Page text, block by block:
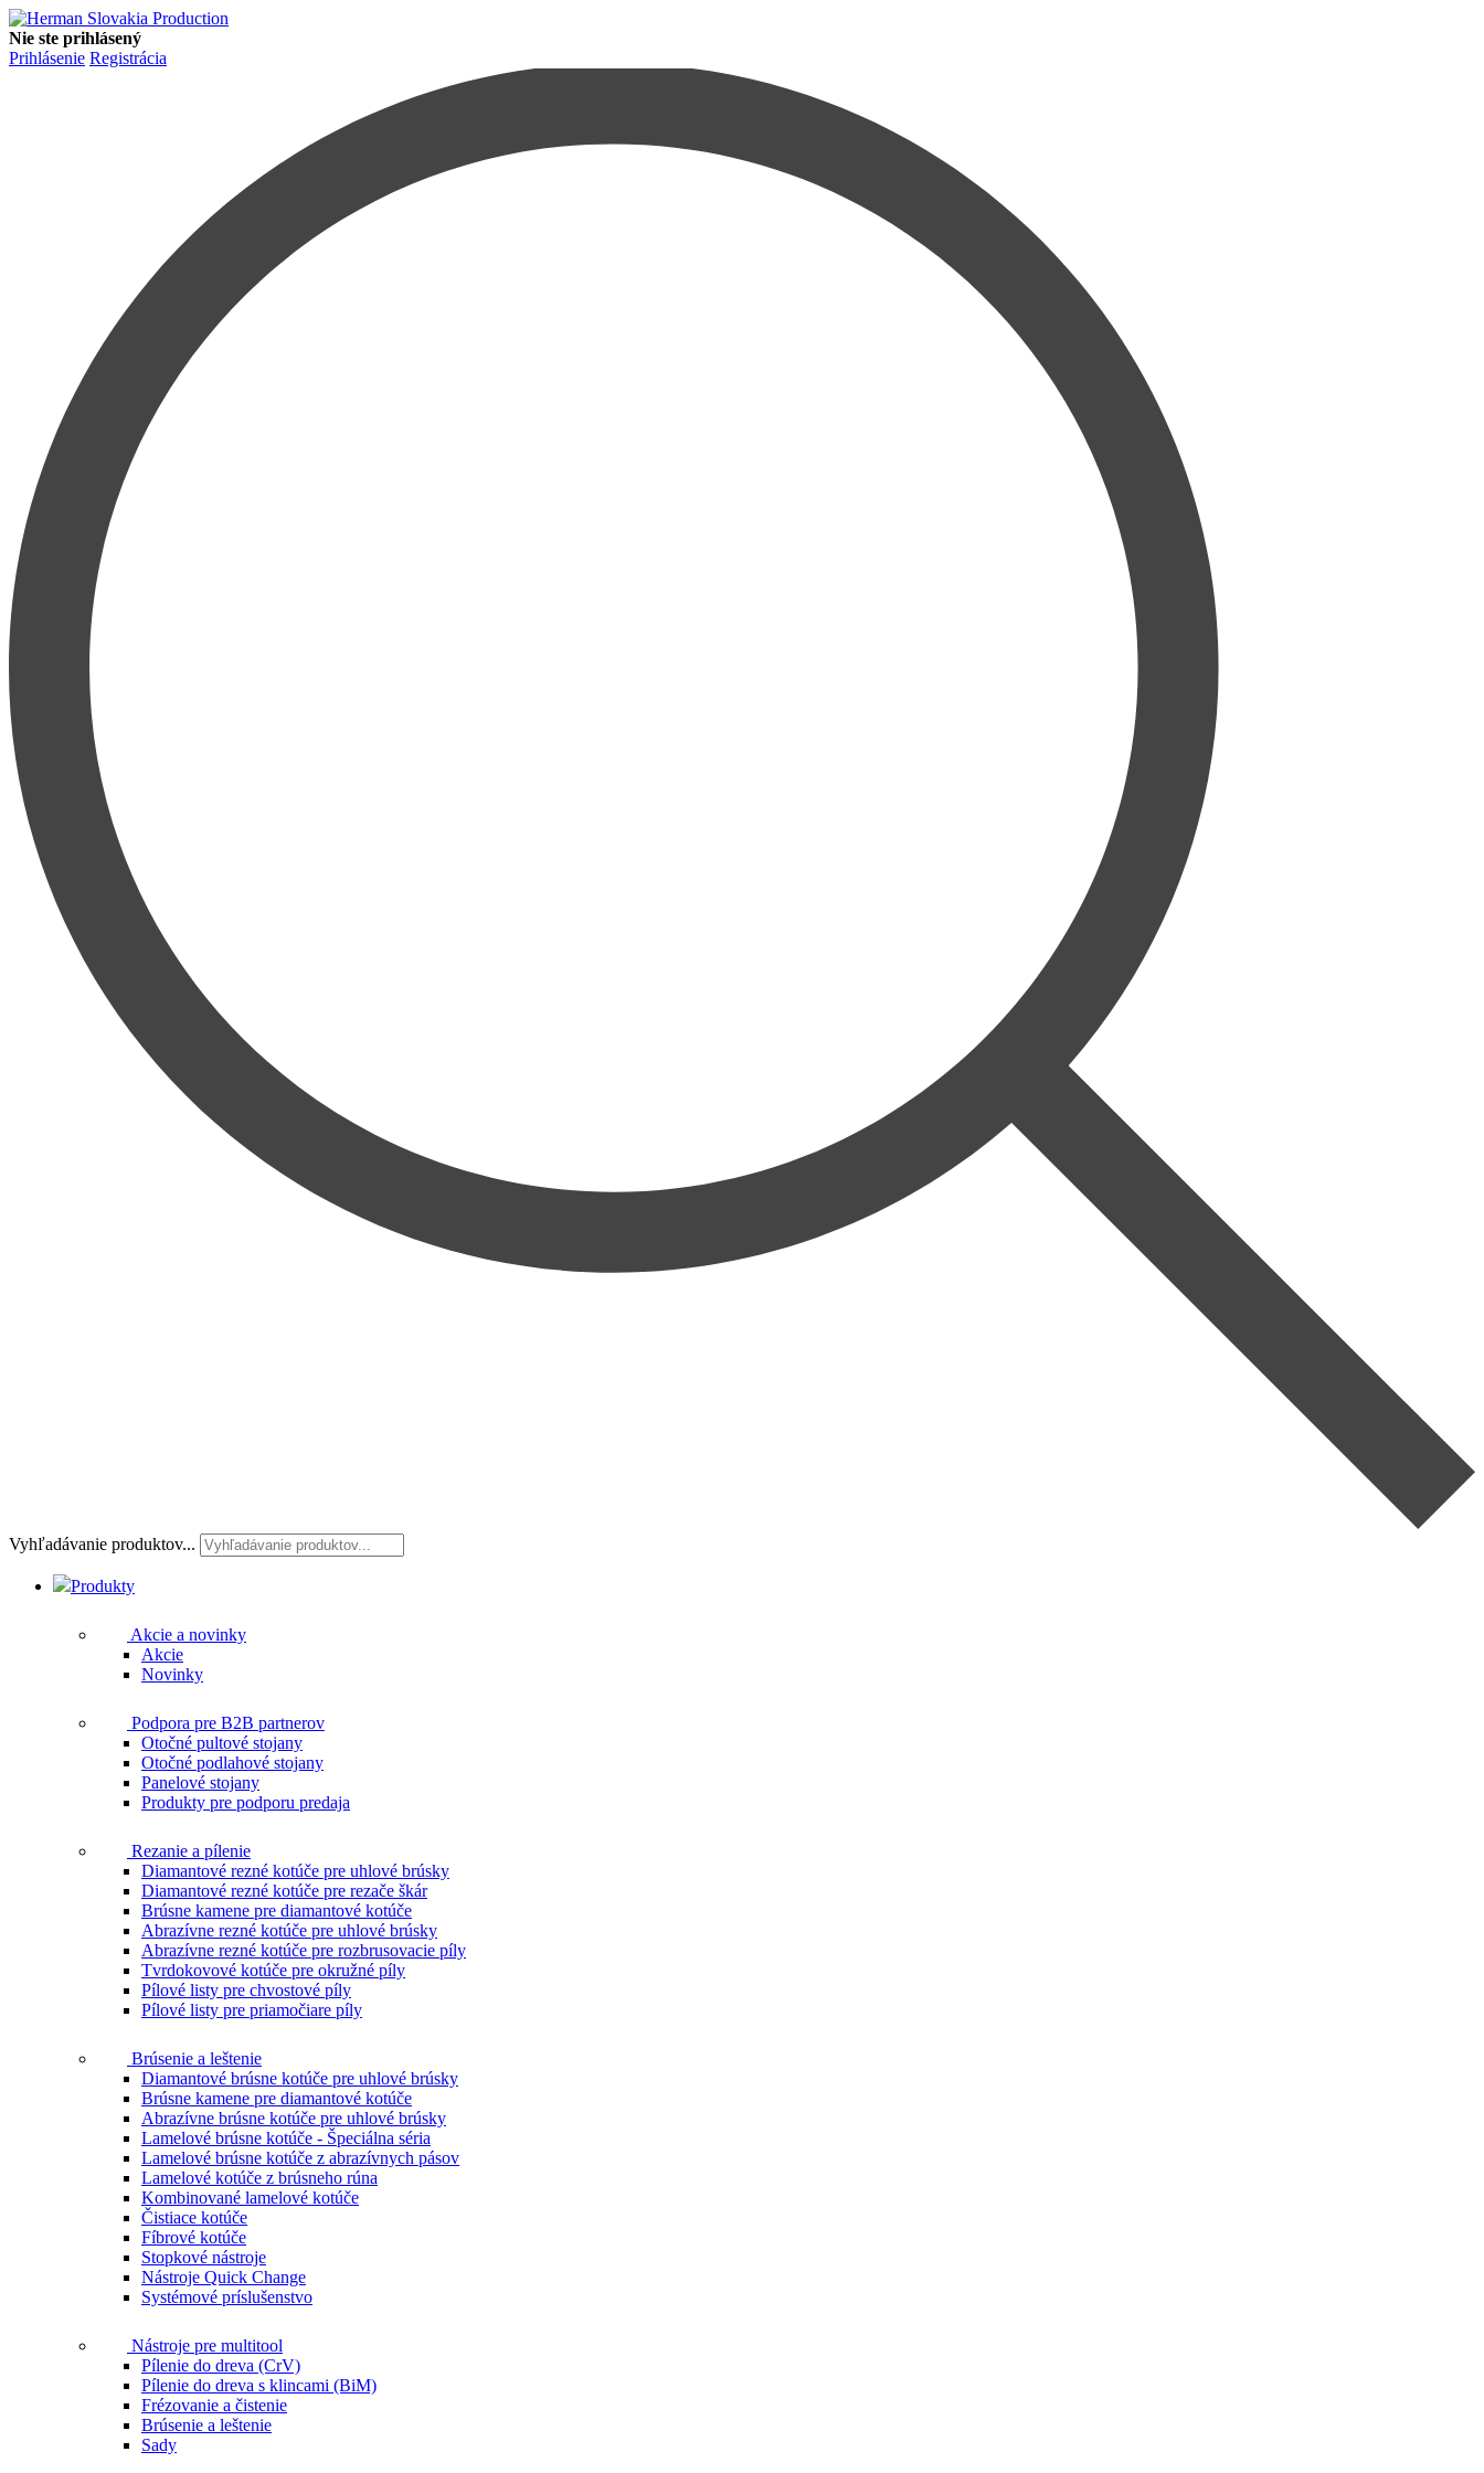
Nie ste prihlásený
Prihlásenie Registrácia
Vyhľadávanie produktov...
Produkty
Akcie a novinky
Akcie
Novinky
Podpora pre B2B partnerov
Otočné pultové stojany
Otočné podlahové stojany
Panelové stojany
Produkty pre podporu predaja
Rezanie a pílenie
Diamantové rezné kotúče pre uhlové brúsky
Diamantové rezné kotúče pre rezače škár
Brúsne kamene pre diamantové kotúče
Abrazívne rezné kotúče pre uhlové brúsky
Abrazívne rezné kotúče pre rozbrusovacie píly
Tvrdokovové kotúče pre okružné píly
Pílové listy pre chvostové píly
Pílové listy pre priamočiare píly
Brúsenie a leštenie
Diamantové brúsne kotúče pre uhlové brúsky
Brúsne kamene pre diamantové kotúče
Abrazívne brúsne kotúče pre uhlové brúsky
Lamelové brúsne kotúče - Špeciálna séria
Lamelové brúsne kotúče z abrazívnych pásov
Lamelové kotúče z brúsneho rúna
Kombinované lamelové kotúče
Čistiace kotúče
Fíbrové kotúče
Stopkové nástroje
Nástroje Quick Change
Systémové príslušenstvo
Nástroje pre multitool
Pílenie do dreva (CrV)
Pílenie do dreva s klincami (BiM)
Frézovanie a čistenie
Brúsenie a leštenie
Sady